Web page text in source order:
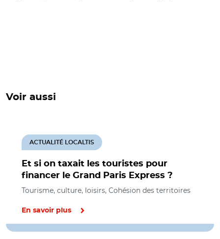
Voir aussi
Et si on taxait les touristes pour
financer le Grand Paris Express ?
ACTUALITÉ LOCALTIS
Tourisme, culture, loisirs, Cohésion des territoires
En savoir plus